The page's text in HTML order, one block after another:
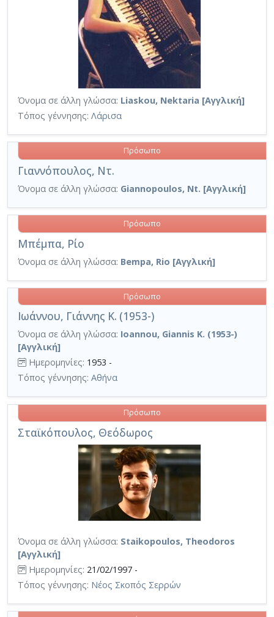
Όνομα σε άλλη γλώσσα: Liaskou, Nektaria [Αγγλική]
Τόπος γέννησης: Λάρισα
Γιαννόπουλος, Ντ.
Πρόσωπο
Όνομα σε άλλη γλώσσα: Giannopoulos, Nt. [Αγγλική]
Μπέμπα, Ρίο
Πρόσωπο
Όνομα σε άλλη γλώσσα: Bempa, Rio [Αγγλική]
Ιωάννου, Γιάννης Κ. (1953-)
Πρόσωπο
Όνομα σε άλλη γλώσσα: Ioannou, Giannis K. (1953-)
[Αγγλική]
Ημερομηνίες: 1953 -
Τόπος γέννησης: Αθήνα
Σταϊκόπουλος, Θεόδωρος
Πρόσωπο
Όνομα σε άλλη γλώσσα: Staikopoulos, Theodoros
[Αγγλική]
Ημερομηνίες: 21/02/1997 -
Τόπος γέννησης: Νέος Σκοπός Σερρών